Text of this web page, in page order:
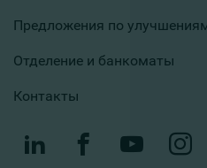
Предложения по
Отделение и банкоматы
Контакты